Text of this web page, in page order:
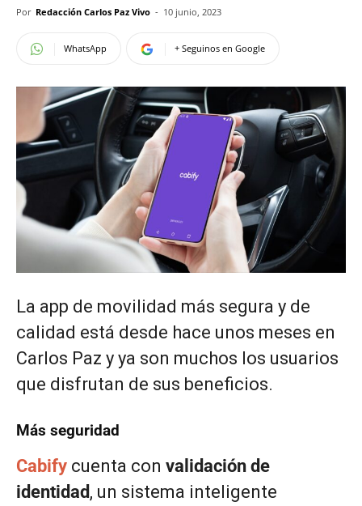
Por Redacción Carlos Paz Vivo - 10 junio, 2023
WhatsApp + Seguinos en Google
La app de movilidad más segura y de
calidad está desde hace unos meses en
Carlos Paz y ya son muchos los usuarios
que disfrutan de sus beneficios.
Más seguridad
Cabify cuenta con validación de
identidad , un sistema inteligente